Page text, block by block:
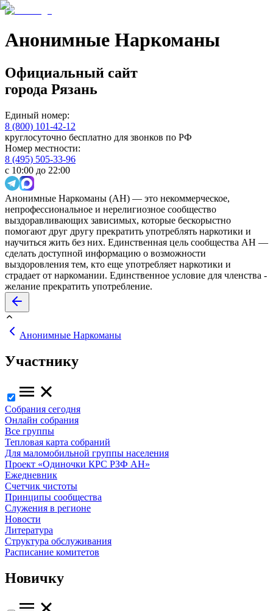
Анонимные Наркоманы
Официальный сайт
города Рязань
Единый номер:
8 (800) 101-42-12
круглосуточно бесплатно для звонков по РФ
Номер местности:
8 (495) 505-33-96
с 10:00 до 22:00
Анонимные Наркоманы (АН) — это некоммерческое,
непрофессиональное и нерелигиозное сообщество
выздоравливающих зависимых, которые бескорыстно
помогают друг другу прекратить употреблять наркотики и
научиться жить без них. Единственная цель сообщества АН —
сделать доступной информацию о возможности
выздоровления тем, кто еще употребляет наркотики и
страдает от наркомании. Единственное условие для членства -
желание прекратить употребление.
Анонимные Наркоманы
Участнику
Собрания сегодня
Онлайн собрания
Все группы
Тепловая карта собраний
Для маломобильной группы населения
Проект «Одиночки КРС РЗФ АН»
Ежедневник
Счетчик чистоты
Принципы сообщества
Служения в регионе
Новости
Литература
Структура обслуживания
Расписание комитетов
Новичку